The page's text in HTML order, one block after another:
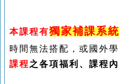
本課程有獨家補課系統
時間無法搭配，或國外
課程之各項福利、課程